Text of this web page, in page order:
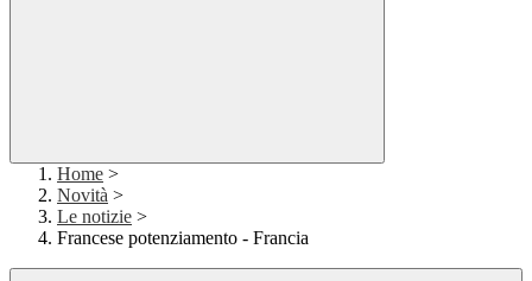
Home >
Novità >
Le notizie >
Francese potenziamento - Francia